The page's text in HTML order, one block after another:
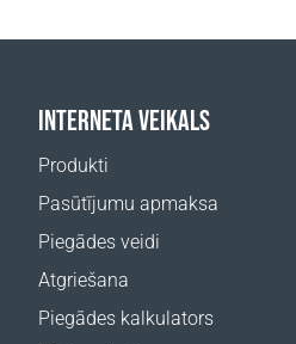
INTERNETA VEIKALS
Produkti
Pasūtījumu apmaksa
Piegādes veidi
Atgriešana
Piegādes kalkulators